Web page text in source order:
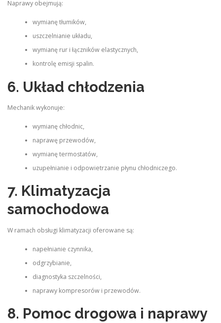
Naprawy obejmują:
wymianę tłumików,
uszczelnianie układu,
wymianę rur i łączników elastycznych,
kontrolę emisji spalin.
6. Układ chłodzenia
Mechanik wykonuje:
wymianę chłodnic,
naprawę przewodów,
wymianę termostatów,
uzupełnianie i odpowietrzanie płynu chłodniczego.
7. Klimatyzacja
samochodowa
W ramach obsługi klimatyzacji oferowane są:
napełnianie czynnika,
odgrzybianie,
diagnostyka szczelności,
naprawy kompresorów i przewodów.
8. Pomoc drogowa i naprawy